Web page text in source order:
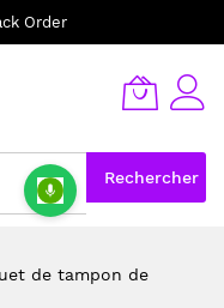
Order
Rechercher
de tampon de